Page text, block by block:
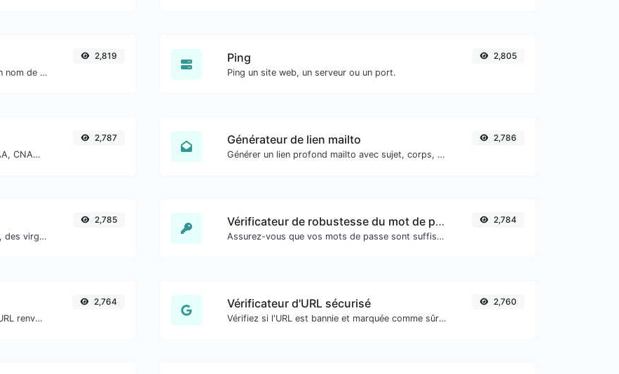
Obtenez tous les détails possibles sur un nom de domaine.
2,819 Ping
Ping un site web, un serveur ou un port.
2,805
Trouver les enregistrements DNS A, AAAA, CNAME, MX, NS, TXT, SOA d'un hôte.
2,787 Générateur de lien mailto
Générer un lien profond mailto avec sujet, corps, cc, cci et obtenir également le code HTML.
2,786
Séparer le texte par des nouvelles lignes, des virgules, des points... etc.
2,785 Vérificateur de robustesse du mot de passe
Assurez-vous que vos mots de passe sont suffisamment sécurisés.
2,784
Obtenez tous les en-têtes HTTP qu'une URL renvoie pour une requête GET typique.
2,764 Vérificateur d'URL sécurisé
Vérifiez si l'URL est bannie et marquée comme sûre/risquée par Google.
2,760